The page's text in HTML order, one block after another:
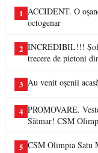
1 ACCIDENT. O
octogenar
2 INCREDIBIL!!!
trecere de pietoni
3 Au venit oșenii
4 PROMOVARE.
Sătmar! CSM
5 CSM Olimpia Satu